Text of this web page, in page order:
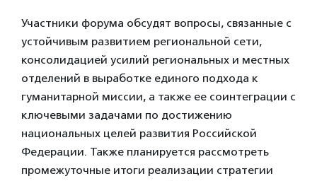
Участники форума обсудят вопросы, связанные с
устойчивым развитием региональной сети,
консолидацией усилий региональных и местных
отделений в выработке единого подхода к
гуманитарной миссии, а также ее соинтеграции с
ключевыми задачами по достижению
национальных целей развития Российской
Федерации. Также планируется рассмотреть
промежуточные итоги реализации стратегии